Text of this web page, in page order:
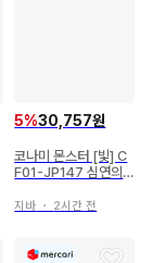
5%30,757원
코나미 몬스터 [빛] C
F01-JP147 심연의
지바 ・ 2시간 전